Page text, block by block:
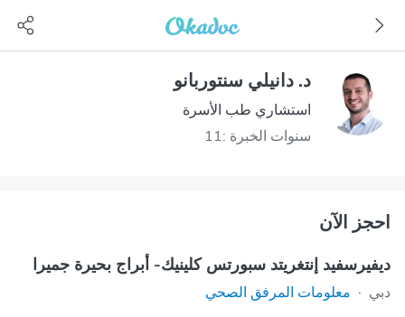
د. دانيلي سنتوربانو
استشاري طب الأسرة
سنوات الخبرة :11
احجز الآن
ديفيرسفيد إنتغريتد سبورتس كلينيك- أبراج بحيرة جميرا
دبي · معلومات المرفق الصحي